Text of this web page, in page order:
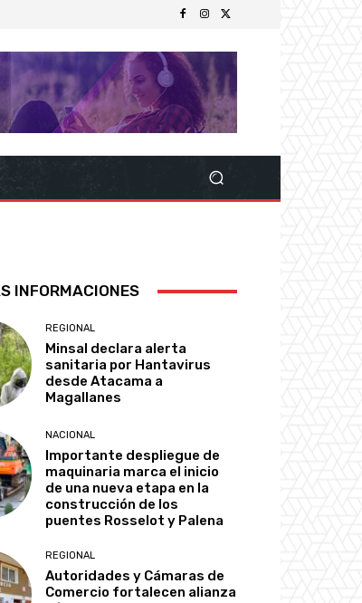
INFORMACIONES
REGIONAL
Minsal declara alerta
sanitaria por Hantavirus
desde Atacama a
Magallanes
NACIONAL
Importante despliegue de
maquinaria marca el inicio
de una nueva etapa en la
construcción de los
puentes Rosselot y Palena
REGIONAL
Autoridades y Cámaras de
Comercio fortalecen alianza